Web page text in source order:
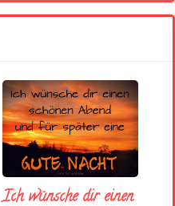
Ich wünsche dir einen